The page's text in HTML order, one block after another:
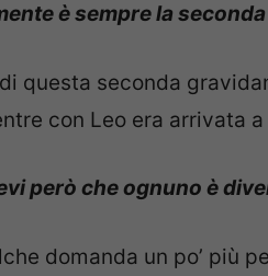
è sempre la seconda
questa seconda
con Leo era arrivata
però che ognuno è
domanda un po’ più